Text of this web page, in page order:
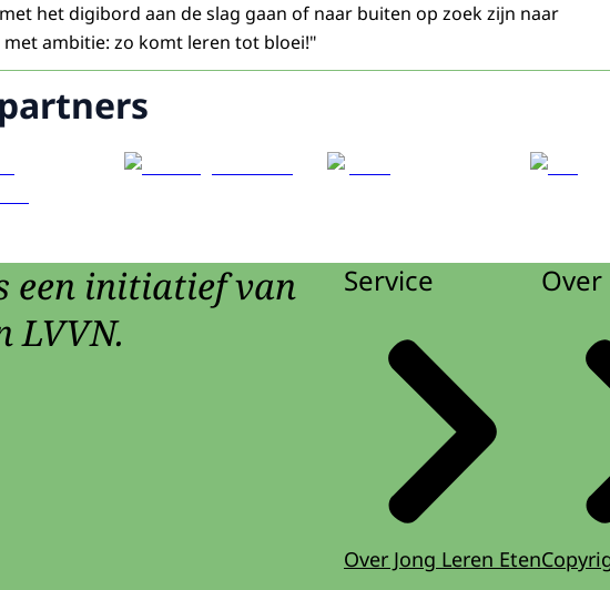
het digibord aan de slag gaan of naar buiten op zoek zijn naar
met ambitie: zo komt leren tot bloei!"
een initiatief van
LVVN.
Service
Over Jong Leren Eten